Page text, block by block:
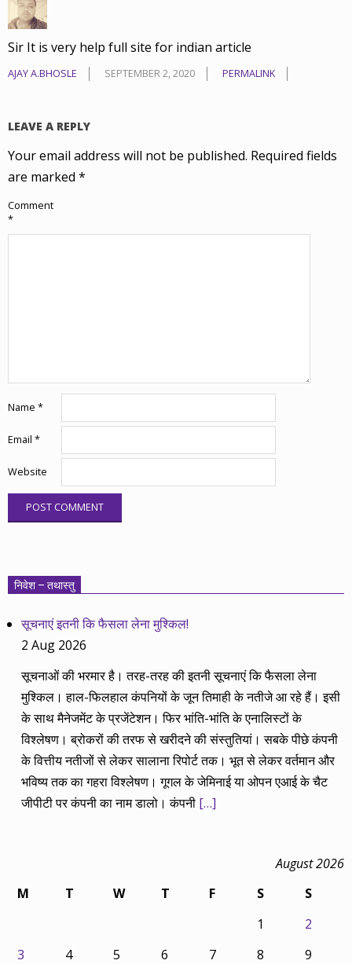
Sir It is very help full site for indian article
AJAY A.BHOSLE SEPTEMBER 2, 2020 PERMALINK
LEAVE A REPLY
Your email address will not be published. Required fields
are marked *
Comment
*
Name *
Email *
Website
निवेश – तथास्तु
सूचनाएं इतनी कि फैसला लेना मुश्किल!
2 Aug 2026
सूचनाओं की भरमार है। तरह-तरह की इतनी सूचनाएं कि फैसला लेना
मुश्किल। हाल-फिलहाल कंपनियों के जून तिमाही के नतीजे आ रहे हैं। इसी
के साथ मैनेजमेंट के प्रजेंटेशन। फिर भांति-भांति के एनालिस्टों के
विश्लेषण। ब्रोकरों की तरफ से खरीदने की संस्तुतियां। सबके पीछे कंपनी
के वित्तीय नतीजों से लेकर सालाना रिपोर्ट तक। भूत से लेकर वर्तमान और
भविष्य तक का गहरा विश्लेषण। गूगल के जेमिनाई या ओपन एआई के चैट
जीपीटी पर कंपनी का नाम डालो। कंपनी […]
August 2026
M
T W T F S
S
1
2
3
4 5 6 7 8
9